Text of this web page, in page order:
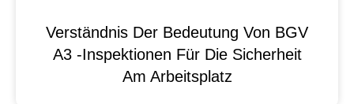
Verständnis Der Bedeutung Von BGV
A3 -Inspektionen Für Die Sicherheit
Am Arbeitsplatz